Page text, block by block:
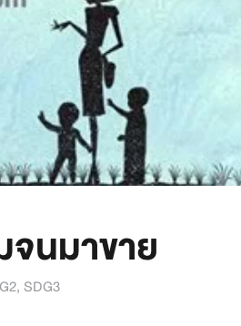
นมาขาย
, SDG3